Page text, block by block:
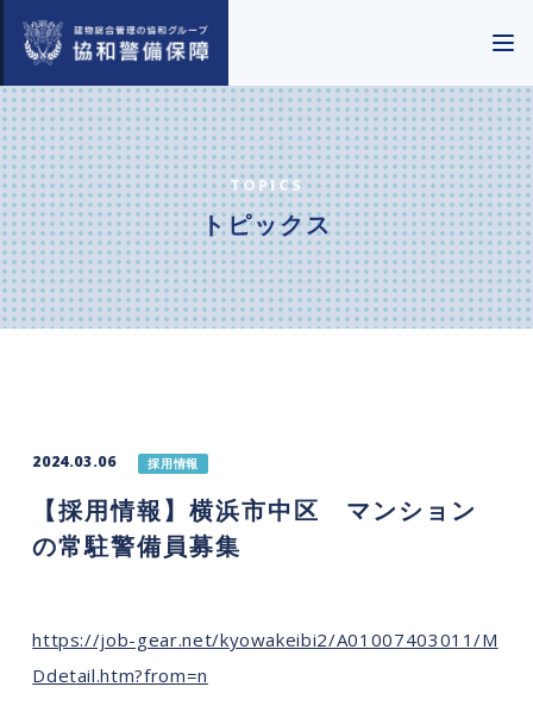
TOPICS
トピックス
2024.03.06 採用情報
【採用情報】横浜市中区 マンション
の常駐警備員募集
https://job-gear.net/kyowakeibi2/A01007403011/M
Ddetail.htm?from=n